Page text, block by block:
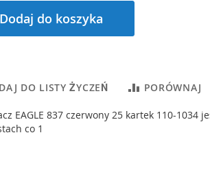
Dodaj do koszyka
DO LISTY ŻYCZEŃ PORÓWNAJ
EAGLE 837 czerwony 25 kartek 110-1034
co 1